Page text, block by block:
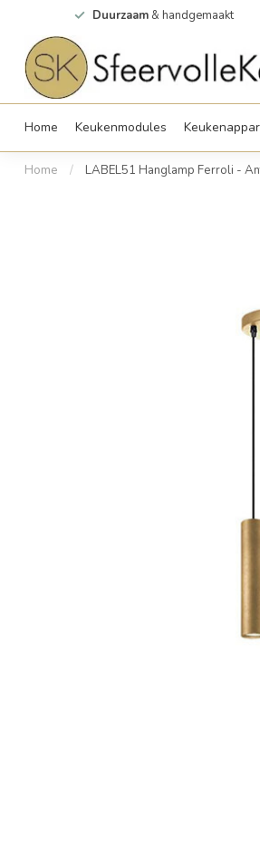
Duurzaam & handgemaakt
Home Keukenmodules
Home / LABEL51 Hanglamp Ferroli -